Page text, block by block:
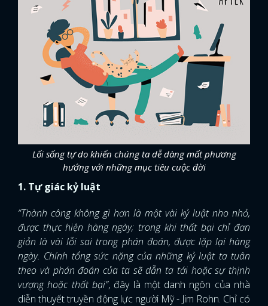
Lối sống tự do khiến chúng ta dễ dàng mất phương
hướng với những mục tiêu cuộc đời
1. Tự giác kỷ luật
“Thành công không gì hơn là một vài kỷ luật nho nhỏ,
được thực hiện hàng ngày; trong khi thất bại chỉ đơn
giản là vài lỗi sai trong phán đoán, được lặp lại hàng
ngày. Chính tổng sức nặng của những kỷ luật ta tuân
theo và phán đoán của ta sẽ dẫn ta tới hoặc sự thịnh
vượng hoặc thất bại”, đây là một danh ngôn của nhà
diễn thuyết truyền động lực người Mỹ - Jim Rohn. Chỉ có